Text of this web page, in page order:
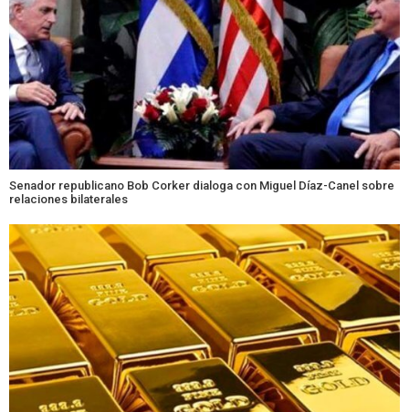
Senador republicano Bob Corker dialoga con Miguel Díaz-Canel sobre
relaciones bilaterales